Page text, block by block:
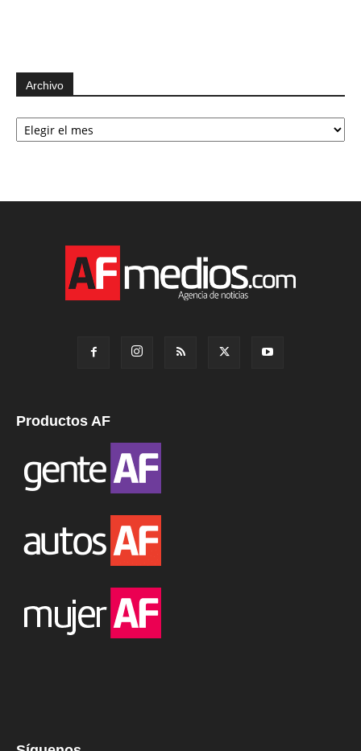
Archivo
Archivo
Productos AF